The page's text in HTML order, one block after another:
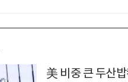
美 비중 큰 두산